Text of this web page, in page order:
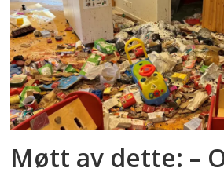
Møtt av dette: –